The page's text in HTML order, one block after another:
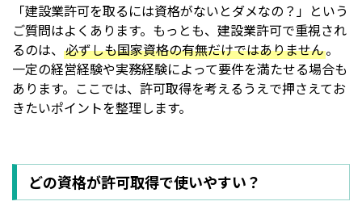
「建設業許可を取るには資格がないとダメなの？」という
ご質問はよくあります。もっとも、建設業許可で重視され
るのは、 必ずしも国家資格の有無だけではありません。
一定の経営経験や実務経験によって要件を満たせる場合も
あります。ここでは、許可取得を考えるうえで押さえてお
きたいポイントを整理します。
どの資格が許可取得で使いやすい？